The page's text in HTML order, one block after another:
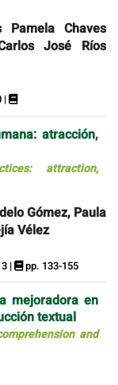
Chaves
José Ríos
|
atracción,
attraction,
Gómez, Paula
Vélez
| pp. 133-155
mejoradora en
textual
and